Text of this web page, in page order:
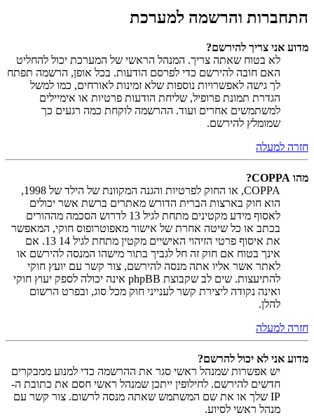
התחברות והרשמה למערכת
מדוע אני צריך להירשם?
לא בטוח שאתה צריך. המנהל הראשי של המערכת יכול להחליט
האם חובה להירשם כדי לפרסם הודעות. בכל אופן, הרשמה תפתח
לך גישה לאפשרויות נוספות שלא זמינות לאורחים, כמו למשל
הגדרת תמונת פרופיל, שליחת הודעות פרטיות או אימיילים
למשתמשים אחרים ועוד. ההרשמה לוקחת כמה רגעים כך
שמומלץ להירשם.
חזרה למעלה
מהו COPPA?
COPPA, או החוק לפרטיות והגנה המקוונת של הילד של 1998,
הוא חוק בארצות הברית הדורש מאתרים ברשת אשר יכולים
לאסוף מידע מקטינים מתחת לגיל 13 לדרוש הסכמה מההורים
בכתב או כל שיטה אחרת של אישור מאפוטרופוס חוקי, המאפשר
את איסוף פרטי הזיהוי האישיים מקטין מתחת לגיל 14 13. אם
אינך בטוח אם חוק זה חל לגביך בתור מישהו המנסה להירשם או
לאתר אשר אליו אתה מנסה להירשם, צור קשר עם יועץ חוקי
להתיעצות. שים לב שקבוצת phpBB אינה יכולה לספק יעוץ חוקי
ואינה נקודה ליצירת קשר לענייני חוק מכל סוג, ובפרט הרשום
להלן.
חזרה למעלה
מדוע אני לא יכול להרשם?
יש אפשרות שמנהל ראשי סגר את ההרשמה כדי למנוע ממבקרים
חדשים להירשם. לחילופין ייתכן שמנהל ראשי חסם את כתובת ה-
IP שלך או את שם המשתמש שאתה מנסה לרשום. צור קשר עם
מנהל ראשי לסיוע.